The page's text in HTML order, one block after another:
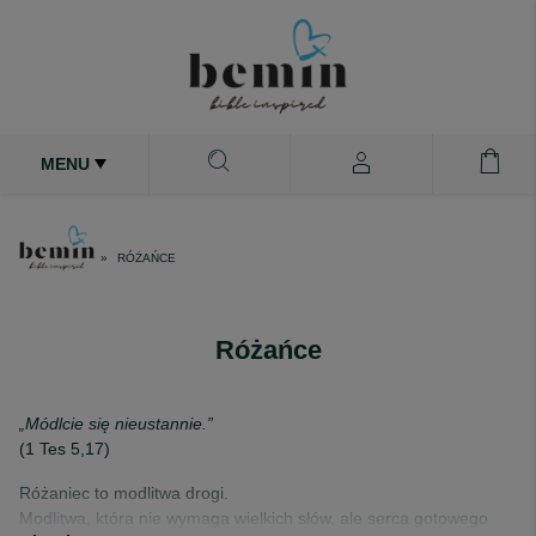
MENU
RÓŻAŃCE
Różańce
„Módlcie się nieustannie.”
(1 Tes 5,17)
Różaniec to modlitwa drogi.
Modlitwa, która nie wymaga wielkich słów, ale serca gotowego